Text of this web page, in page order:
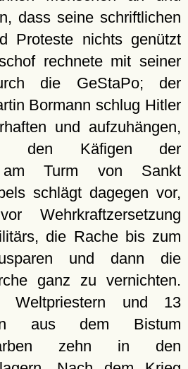
dass seine schriftlichen
Proteste nichts genützt
rechnete mit seiner
die GeStaPo; der
Bormann schlug Hitler
und aufzuhängen,
den Käfigen der
am Turm von Sankt
schlägt dagegen vor,
Wehrkraftzersetzung
die Rache bis zum
und dann die
ganz zu vernichten.
und 13
aus dem Bistum
zehn in den